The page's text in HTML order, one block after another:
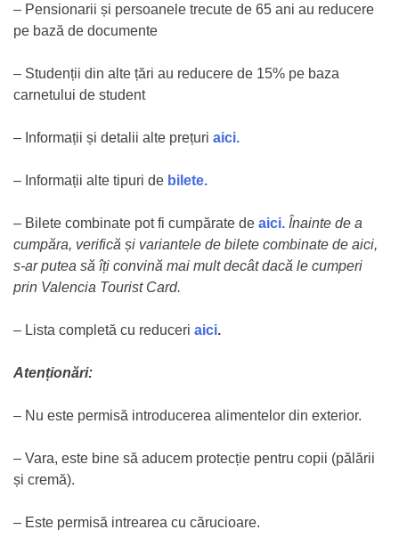
– Pensionarii și persoanele trecute de 65 ani au reducere
pe bază de documente
– Studenții din alte țări au reducere de 15% pe baza
carnetului de student
– Informații și detalii alte prețuri aici.
– Informații alte tipuri de bilete.
– Bilete combinate pot fi cumpărate de aici. Înainte de a
cumpăra, verifică și variantele de bilete combinate de aici,
s-ar putea să îți convină mai mult decât dacă le cumperi
prin Valencia Tourist Card.
– Lista completă cu reduceri aici.
Atenționări:
– Nu este permisă introducerea alimentelor din exterior.
– Vara, este bine să aducem protecție pentru copii (pălării
și cremă).
– Este permisă intrearea cu cărucioare.